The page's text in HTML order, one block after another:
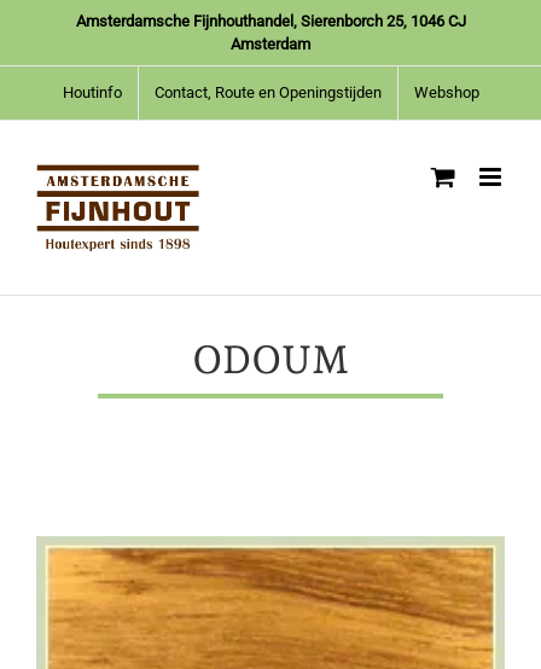
inhoud
Amsterdamsche Fijnhouthandel, Sierenborch 25, 1046 CJ
Amsterdam
Houtinfo Contact, Route en Openingstijden Webshop
ODOUM